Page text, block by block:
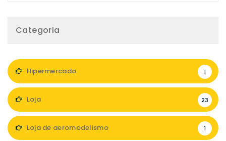
Categoria
Hipermercado 1
Loja 23
Loja de aeromodelismo 1